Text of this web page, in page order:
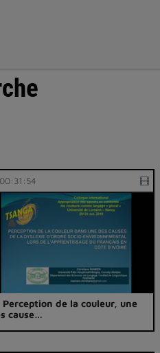
00:31:54
Perception de la couleur, une
cause…